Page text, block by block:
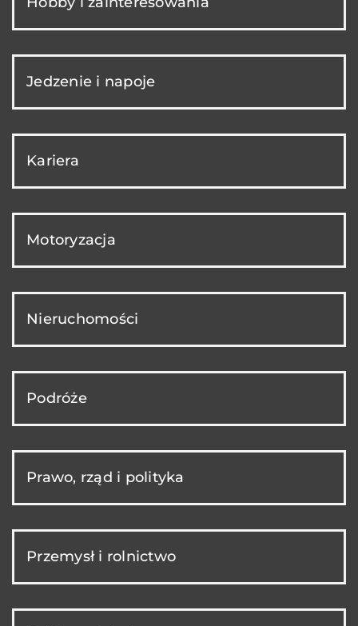
Jedzenie i napoje
Kariera
Motoryzacja
Nieruchomości
Podróże
Prawo, rząd i polityka
Przemysł i rolnictwo